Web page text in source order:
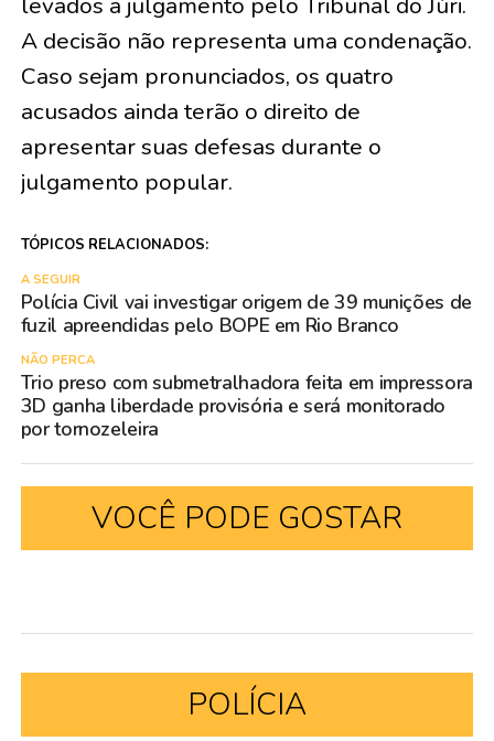
A decisão não representa uma condenação.
Caso sejam pronunciados, os quatro
acusados ainda terão o direito de
apresentar suas defesas durante o
julgamento popular.
TÓPICOS RELACIONADOS:
A SEGUIR
Polícia Civil vai investigar origem de 39 munições de
fuzil apreendidas pelo BOPE em Rio Branco
NÃO PERCA
Trio preso com submetralhadora feita em impressora
3D ganha liberdade provisória e será monitorado
por tornozeleira
VOCÊ PODE GOSTAR
POLÍCIA